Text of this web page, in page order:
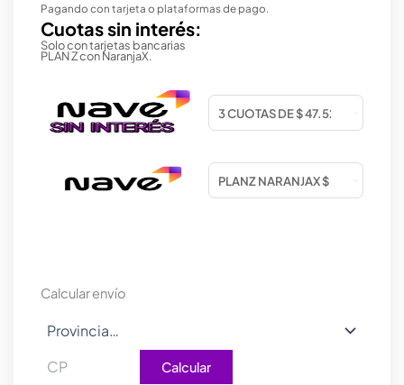
Pagando con tarjeta o plataformas de pago.
Cuotas sin interés:
Solo con tarjetas bancarias
PLAN Z con NaranjaX.
Calcular envío
Calcular